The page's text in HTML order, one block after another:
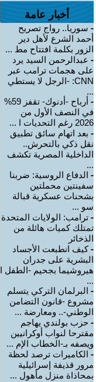
أخبار عامة
- سوريا.. رواج تصريح
أحمد الشرع لأهل دير
الزور بكلمة افتتاح مط ...
- عبدالرحمن السيد يرد
على هجمات ترامب عبر
CNN: -الرجل لا يستطي
...
-
أرباح -أدنوك- تقفز 59%
في النصف الأول من
2026 رغم التحديات ا ...
- بعد اتهام سائق تطبيق
نقل ذكي بالتحرش..
الداخلية المصرية تكشف
...
- الدفاع الروسية: ضربنا
سفينتين محملتين
بشحنات عسكرية قبالة
سو ...
- ترامب: الولايات المتحدة
تمتلك كميات هائلة من
الذخائر
-كيف انطبعت الأجساد
البشرية على جدران
هيروشيما بجحيم -الطفل ا
...
- البرلمان التركي يتسلم
مشروع -قانون التضامن
الوطني-.. ومعارضة ...
- حزب بولندي يهاجم
مقترحا لنواب أوكرانيين
ويصفه بـ-الخطاب الإم ...
- الكاميرات ترصد لحظة
مرور قذيفة إسرائيلية
بمحاذاة منزل مأهول ...